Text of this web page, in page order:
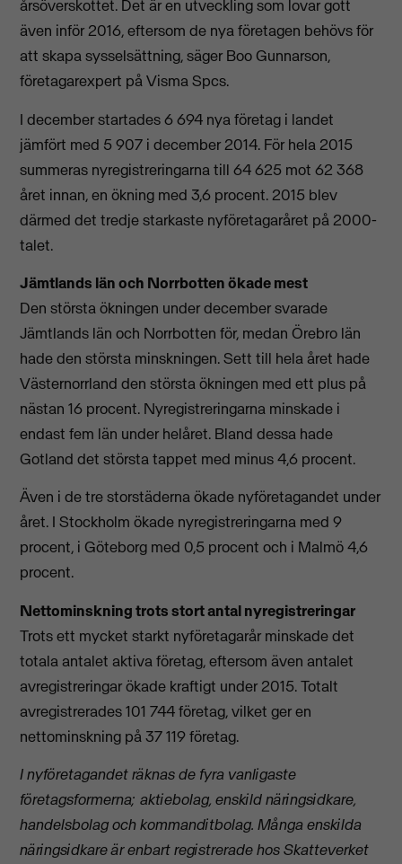
årsöverskottet. Det är en utveckling som lovar gott
även inför 2016, eftersom de nya företagen behövs för
att skapa sysselsättning, säger Boo Gunnarson,
företagarexpert på Visma Spcs.
I december startades 6 694 nya företag i landet
jämfört med 5 907 i december 2014. För hela 2015
summeras nyregistreringarna till 64 625 mot 62 368
året innan, en ökning med 3,6 procent. 2015 blev
därmed det tredje starkaste nyföretagaråret på 2000-
talet.
Jämtlands län och Norrbotten ökade mest
Den största ökningen under december svarade
Jämtlands län och Norrbotten för, medan Örebro län
hade den största minskningen. Sett till hela året hade
Västernorrland den största ökningen med ett plus på
nästan 16 procent. Nyregistreringarna minskade i
endast fem län under helåret. Bland dessa hade
Gotland det största tappet med minus 4,6 procent.
Även i de tre storstäderna ökade nyföretagandet under
året. I Stockholm ökade nyregistreringarna med 9
procent, i Göteborg med 0,5 procent och i Malmö 4,6
procent.
Nettominskning trots stort antal nyregistreringar
Trots ett mycket starkt nyföretagarår minskade det
totala antalet aktiva företag, eftersom även antalet
avregistreringar ökade kraftigt under 2015. Totalt
avregistrerades 101 744 företag, vilket ger en
nettominskning på 37 119 företag.
I nyföretagandet räknas de fyra vanligaste
företagsformerna; aktiebolag, enskild näringsidkare,
handelsbolag och kommanditbolag. Många enskilda
näringsidkare är enbart registrerade hos Skatteverket